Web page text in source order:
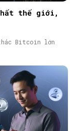
thế giới,
Bitcoin lớn